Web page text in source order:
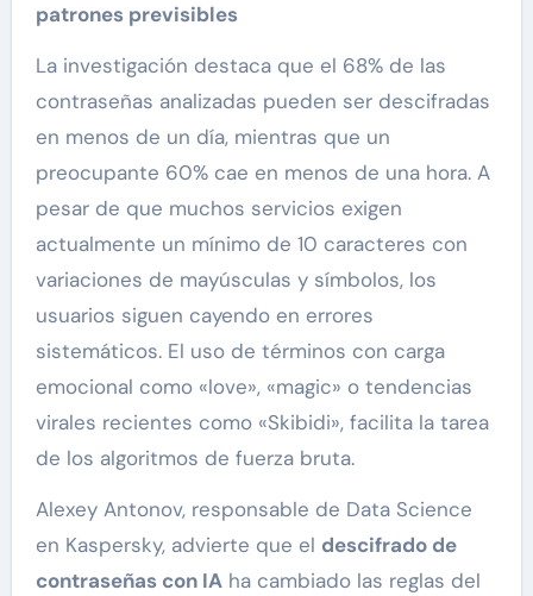
patrones previsibles
La investigación destaca que el 68% de las
contraseñas analizadas pueden ser descifradas
en menos de un día, mientras que un
preocupante 60% cae en menos de una hora. A
pesar de que muchos servicios exigen
actualmente un mínimo de 10 caracteres con
variaciones de mayúsculas y símbolos, los
usuarios siguen cayendo en errores
sistemáticos. El uso de términos con carga
emocional como «love», «magic» o tendencias
virales recientes como «Skibidi», facilita la tarea
de los algoritmos de fuerza bruta.
Alexey Antonov, responsable de Data Science
en Kaspersky, advierte que el descifrado de
contraseñas con IAha cambiado las reglas del